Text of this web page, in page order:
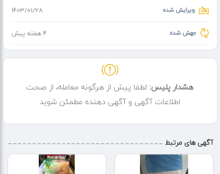
ویرایش شده ۱۴۰۳/۰۱/۲۸
جهش شده 4 هفته پیش
هشدار پلیس: لطفا پیش از هرگونه معامله، از صحت
اطلاعات آگهی و آگهی دهنده مطمئن شوید
آگهی های مرتبط